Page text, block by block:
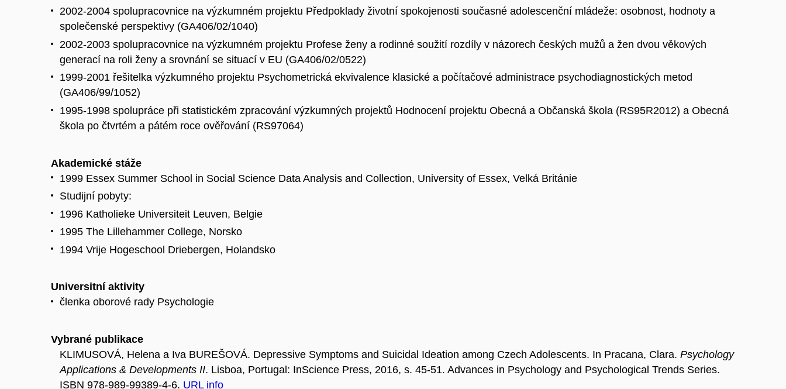
2002-2004 spolupracovnice na výzkumném projektu Předpoklady životní spokojenosti současné adolescenční mládeže: osobnost, hodnoty a
společenské perspektivy (GA406/02/1040)
2002-2003 spolupracovnice na výzkumném projektu Profese ženy a rodinné soužití rozdíly v názorech českých mužů a žen dvou věkových
generací na roli ženy a srovnání se situací v EU (GA406/02/0522)
1999-2001 řešitelka výzkumného projektu Psychometrická ekvivalence klasické a počítačové administrace psychodiagnostických metod
(GA406/99/1052)
1995-1998 spolupráce při statistickém zpracování výzkumných projektů Hodnocení projektu Obecná a Občanská škola (RS95R2012) a Obecná
škola po čtvrtém a pátém roce ověřování (RS97064)
Akademické stáže
1999 Essex Summer School in Social Science Data Analysis and Collection, University of Essex, Velká Británie
Studijní pobyty:
1996 Katholieke Universiteit Leuven, Belgie
1995 The Lillehammer College, Norsko
1994 Vrije Hogeschool Driebergen, Holandsko
Universitní aktivity
členka oborové rady Psychologie
Vybrané publikace
KLIMUSOVÁ, Helena a Iva BUREŠOVÁ. Depressive Symptoms and Suicidal Ideation among Czech Adolescents. In Pracana, Clara. Psychology
Applications & Developments II. Lisboa, Portugal: InScience Press, 2016, s. 45-51. Advances in Psychology and Psychological Trends Series.
ISBN 978-989-99389-4-6. URL info